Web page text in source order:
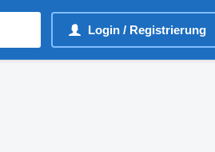
Login / Registrierung